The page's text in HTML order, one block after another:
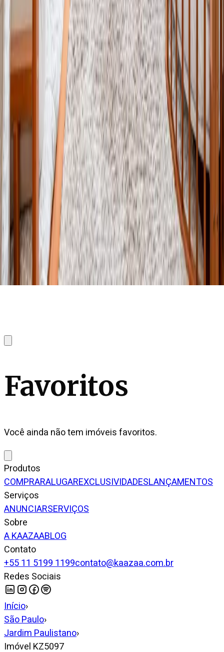
Favoritos
Você ainda não tem imóveis favoritos.
Produtos
COMPRARALUGAREXCLUSIVIDADESLANÇAMENTOS
Serviços
ANUNCIARSERVIÇOS
Sobre
A KAAZAABLOG
Contato
+55 11 5199 1199contato@kaazaa.com.br
Redes Sociais
Início›
São Paulo›
Jardim Paulistano›
Imóvel KZ5097